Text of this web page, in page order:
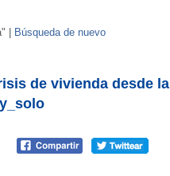
| Búsqueda de nuevo
de vivienda desde la